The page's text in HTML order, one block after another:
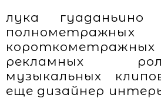
лука
рекламных
музыкальных
еще дизайнер